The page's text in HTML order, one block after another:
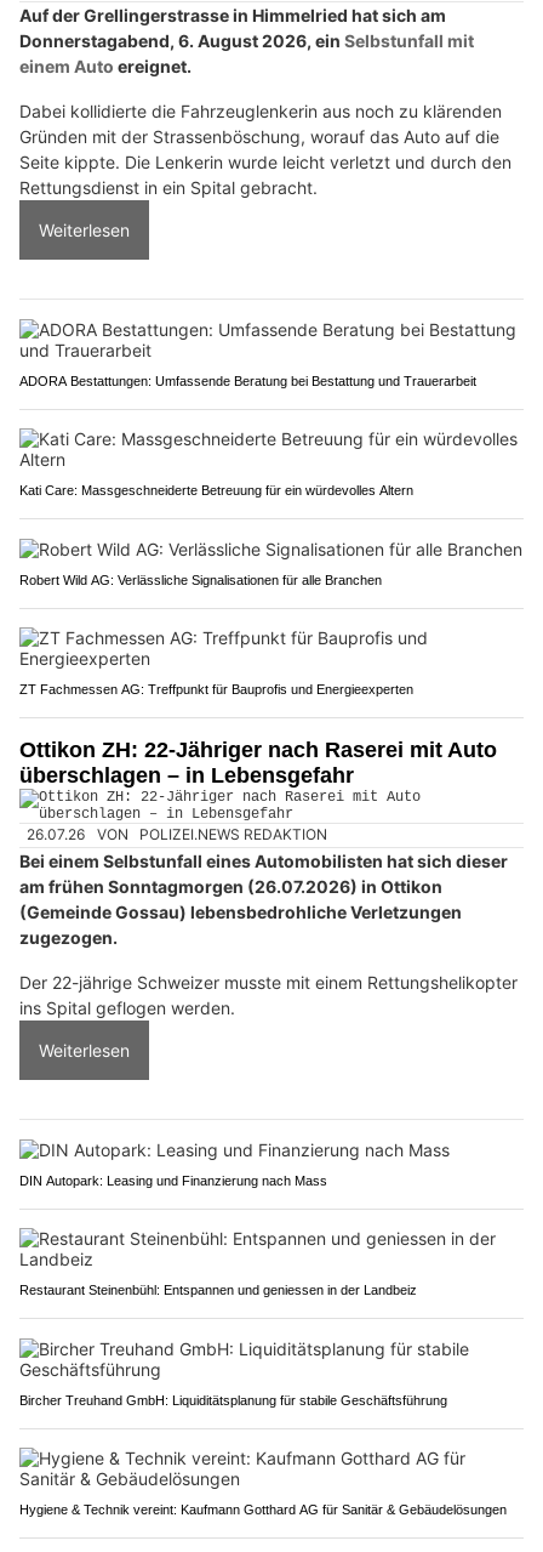
Auf der Grellingerstrasse in Himmelried hat sich am
Donnerstagabend, 6. August 2026, ein Selbstunfall mit
einem Auto ereignet.
Dabei kollidierte die Fahrzeuglenkerin aus noch zu klärenden
Gründen mit der Strassenböschung, worauf das Auto auf die
Seite kippte. Die Lenkerin wurde leicht verletzt und durch den
Rettungsdienst in ein Spital gebracht.
Weiterlesen
ADORA Bestattungen: Umfassende Beratung bei Bestattung und Trauerarbeit
Kati Care: Massgeschneiderte Betreuung für ein würdevolles Altern
Robert Wild AG: Verlässliche Signalisationen für alle Branchen
ZT Fachmessen AG: Treffpunkt für Bauprofis und Energieexperten
Ottikon ZH: 22-Jähriger nach Raserei mit Auto
überschlagen – in Lebensgefahr
26.07.26 VON POLIZEI.NEWS REDAKTION
Bei einem Selbstunfall eines Automobilisten hat sich dieser
am frühen Sonntagmorgen (26.07.2026) in Ottikon
(Gemeinde Gossau) lebensbedrohliche Verletzungen
zugezogen.
Der 22-jährige Schweizer musste mit einem Rettungshelikopter
ins Spital geflogen werden.
Weiterlesen
DIN Autopark: Leasing und Finanzierung nach Mass
Restaurant Steinenbühl: Entspannen und geniessen in der Landbeiz
Bircher Treuhand GmbH: Liquiditätsplanung für stabile Geschäftsführung
Hygiene & Technik vereint: Kaufmann Gotthard AG für Sanitär & Gebäudelösungen